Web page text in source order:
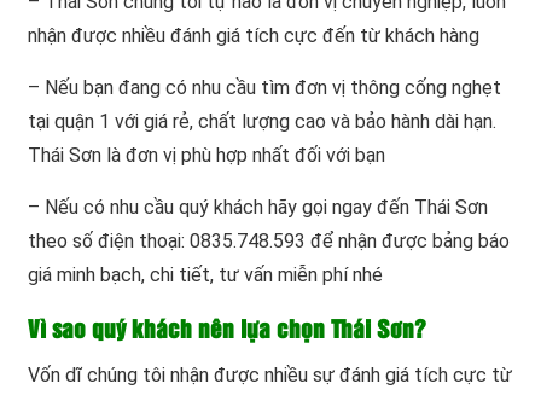
nhận được nhiều đánh giá tích cực đến từ khách hàng
– Nếu bạn đang có nhu cầu tìm đơn vị thông cống nghẹt
tại quận 1 với giá rẻ, chất lượng cao và bảo hành dài hạn.
Thái Sơn là đơn vị phù hợp nhất đối với bạn
– Nếu có nhu cầu quý khách hãy gọi ngay đến Thái Sơn
theo số điện thoại: 0835.748.593 để nhận được bảng báo
giá minh bạch, chi tiết, tư vấn miễn phí nhé
Vì sao quý khách nên lựa chọn Thái Sơn?
Vốn dĩ chúng tôi nhận được nhiều sự đánh giá tích cực từ